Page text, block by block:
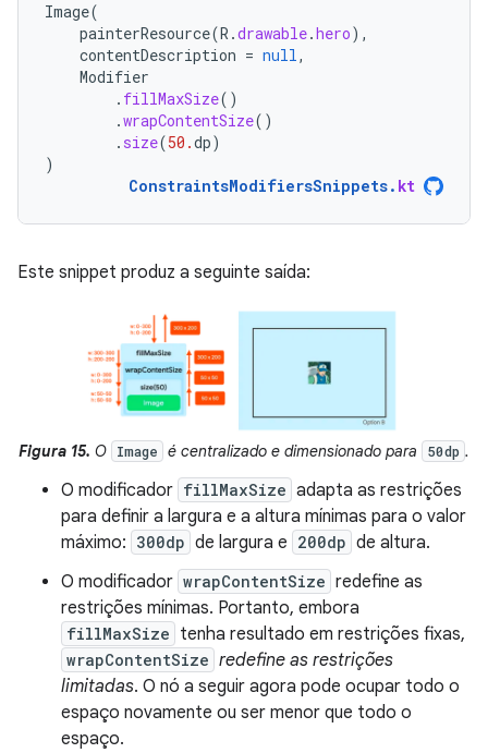
Image(
painterResource(R .drawable.hero),
contentDescription = null,
Modifier
. fillMaxSize()
.wrapContentSize()
. size(50.dp)
)
ConstraintsModifiersSnippets. kt
Este snippet produz a seguinte saída:
Figura 15. O Image é centralizado e dimensionado para 50dp .
O modificador fillMaxSize adapta as restrições
para definir a largura e a altura mínimas para o valor
máximo: 300dp de largura e 200dp de altura.
O modificador wrapContentSize redefine as
restrições mínimas. Portanto, embora
fillMaxSize tenha resultado em restrições fixas,
wrapContentSize redefine as restrições
limitadas. O nó a seguir agora pode ocupar todo o
espaço novamente ou ser menor que todo o
espaço.